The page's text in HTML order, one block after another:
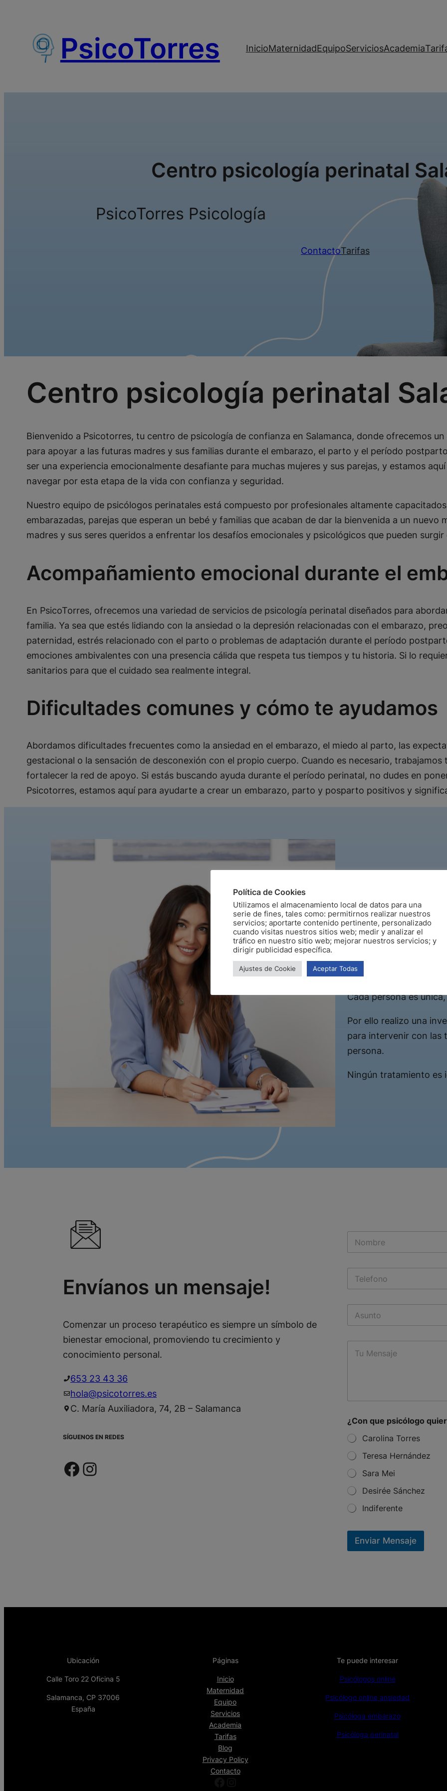
contenido
PsicoTorres InicioMaternidadEquipoServiciosAcademia
Centro psicología perinatal
PsicoTorres Psicología
ContactoTarifas
Centro psicología perinatal
Bienvenido a Psicotorres, tu centro de psicología de confianza en Salamanca, donde ofrecemos
para apoyar a las futuras madres y sus familias durante el embarazo, el parto y el período
ser una experiencia emocionalmente desafiante para muchas mujeres y sus parejas, y estamos
navegar por esta etapa de la vida con confianza y seguridad.
Nuestro equipo de psicólogos perinatales está compuesto por profesionales altamente
embarazadas, parejas que esperan un bebé y familias que acaban de dar la bienvenida a un nuevo
madres y sus seres queridos a enfrentar los desafíos emocionales y psicológicos que pueden
Acompañamiento emocional durante el
En PsicoTorres, ofrecemos una variedad de servicios de psicología perinatal diseñados para
familia. Ya sea que estés lidiando con la ansiedad o la depresión relacionadas con el embarazo,
paternidad, estrés relacionado con el parto o problemas de adaptación durante el período
emociones ambivalentes con una presencia cálida que respeta tus tiempos y tu historia. Si lo
sanitarios para que el cuidado sea realmente integral.
Dificultades comunes y cómo te ayudamos
Abordamos dificultades frecuentes como la ansiedad en el embarazo, el miedo al parto, las
gestacional o la sensación de desconexión con el propio cuerpo. Cuando es necesario,
fortalecer la red de apoyo. Si estás buscando ayuda durante el período perinatal, no dudes en
Psicotorres, estamos aquí para ayudarte a crear un embarazo, parto y posparto positivos y
Dra.
Ofrecer un lugar
Cada persona es
Por ello realizo una
para intervenir con las
persona.
Ningún tratamiento es
Envíanos un mensaje!
Comenzar un proceso terapéutico es siempre un símbolo de
bienestar emocional, promoviendo tu crecimiento y
conocimiento personal.
653 23 43 36
hola@psicotorres.es
C. María Auxiliadora, 74, 2B – Salamanca
SÍGUENOS EN REDES
Facebook
Instagram
m
l
n
o
b
e
q
u
T
l
e
f
o
n
c
t
¿Con que psicólogo
Carolina Torres
Teresa Hernández
Sara Mei
Desirée Sánchez
Indiferente
Enviar Mensaje
Ubicación
Calle Toro 22 Oficina 5
Salamanca, CP 37006
España
Páginas
Inicio
Maternidad
Equipo
Servicios
Academia
Tarifas
Blog
Privacy Policy
Contacto
Te puede interesar
Psicólogos online
Psicólogo online ansiedad
Psicóloga embarazo
Psicóloga perinatal
Política de Cookies
Utilizamos el almacenamiento local de datos para una
serie de fines, tales como: permitirnos realizar nuestros
servicios; aportarte contenido pertinente, personalizado
cuando visitas nuestros sitios web; medir y analizar el
tráfico en nuestro sitio web; mejorar nuestros servicios; y
dirigir publicidad específica.
Ajustes de Cookie Aceptar Todas